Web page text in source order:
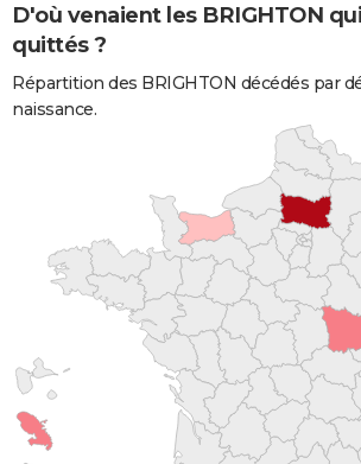
D'où venaient les BRIGHTON
quittés ?
Répartition des BRIGHTON décédés par
naissance.